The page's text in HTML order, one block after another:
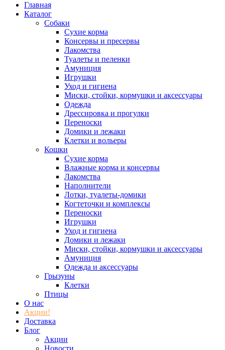
Главная
Каталог
Собаки
Сухие корма
Консервы и пресервы
Лакомства
Туалеты и пеленки
Амуниция
Игрушки
Уход и гигиена
Миски, стойки, кормушки и аксессуары
Одежда
Дрессировка и прогулки
Переноски
Домики и лежаки
Клетки и вольеры
Кошки
Сухие корма
Влажные корма и консервы
Лакомства
Наполнители
Лотки, туалеты-домики
Когтеточки и комплексы
Переноски
Игрушки
Уход и гигиена
Домики и лежаки
Миски, стойки, кормушки и аксессуары
Амуниция
Одежда и аксессуары
Грызуны
Клетки
Птицы
О нас
Акции!
Доставка
Блог
Акции
Новости